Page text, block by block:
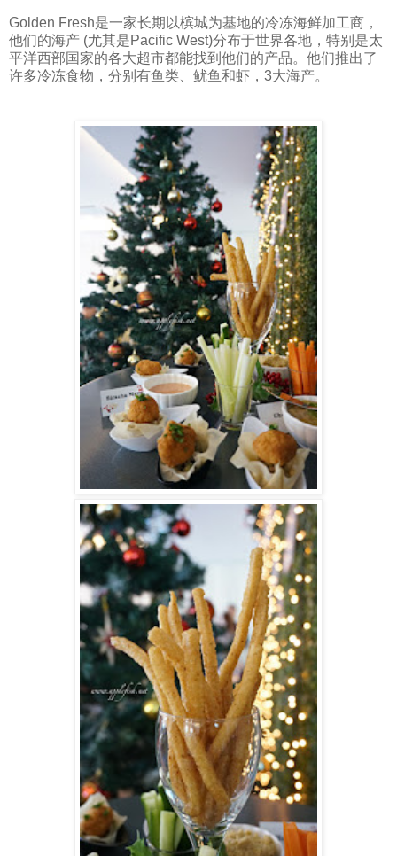
Golden Fresh是一家长​​期以槟城为基地的冷冻海鲜加工商，
他们的海产 (尤其是Pacific West)分布于世界各地，特别是太
平洋西部国家的各大超市都能找到他们的产品。他们推出了
许多冷冻食物，分别有鱼类、鱿鱼和虾，3大海产。